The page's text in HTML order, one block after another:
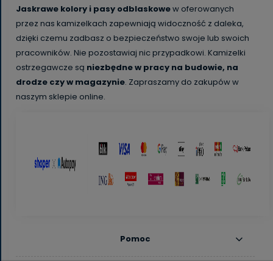
Jaskrawe kolory i pasy odblaskowew oferowanych
przez nas kamizelkach zapewniają widoczność z daleka,
dzięki czemu zadbasz o bezpieczeństwo swoje lub swoich
pracowników. Nie pozostawiaj nic przypadkowi. Kamizelki
ostrzegawcze są niezbędne w pracy na budowie, na
drodze czy w magazynie. Zapraszamy do zakupów w
naszym sklepie online.
Pomoc